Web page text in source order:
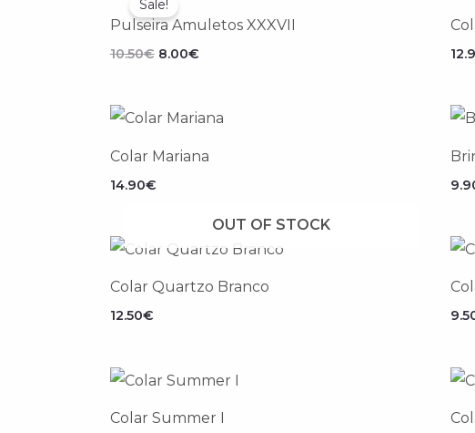
Sale!
Pulseira Amuletos XXXVII
10.50€
original
era:
10.50€.
8.00€
é:
8.00€.
Colar Mariana
14.90€
OUT OF STOCK
Colar Quartzo Branco
12.50€
Colar Summer I